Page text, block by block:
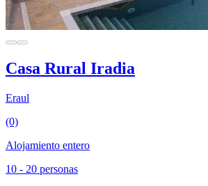
Casa Rural Iradia
Eraul
(0)
Alojamiento entero
10 - 20 personas